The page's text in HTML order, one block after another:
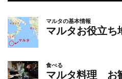
マルタの基本情報
マルタお役立ち
食べる
マルタ料理 お